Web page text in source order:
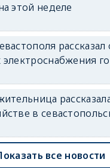
этой неделе
рассказал
электроснабжения
в
все новости